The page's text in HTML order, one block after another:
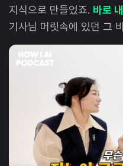
지식으로 만들었죠. 바로
기사님 머릿속에 있던 그